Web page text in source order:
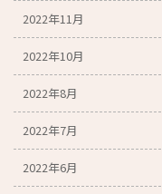
2022年11月
2022年10月
2022年8月
2022年7月
2022年6月